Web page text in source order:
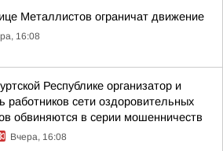
Металлистов ограничат движение
16:08
Республике организатор и
работников сети оздоровительных
обвиняются в серии мошенничеств
Вчера, 16:08